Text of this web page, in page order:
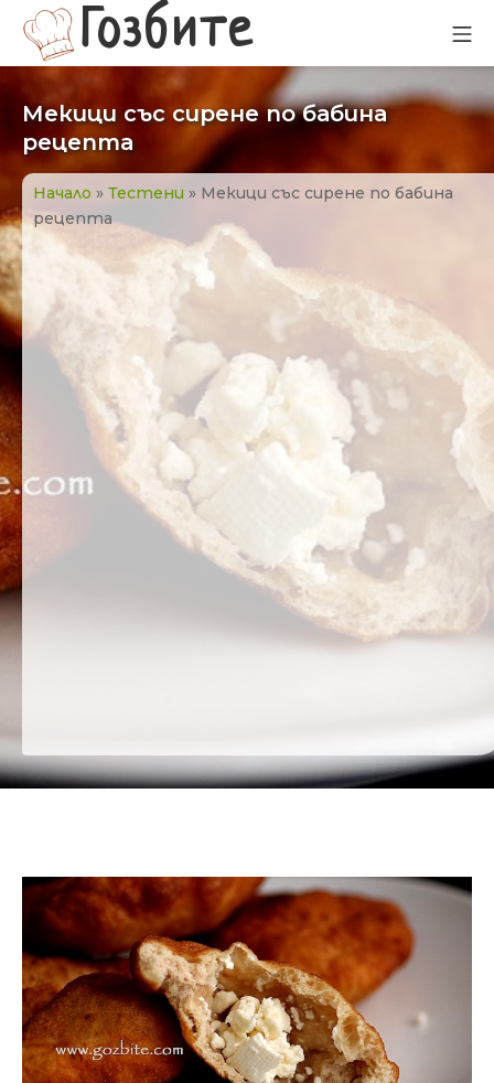
Прескачане
към
съдържанието
Гозбите
Мекици със сирене по бабина
рецепта
Начало » Тестени » Мекици със сирене по бабина
рецепта